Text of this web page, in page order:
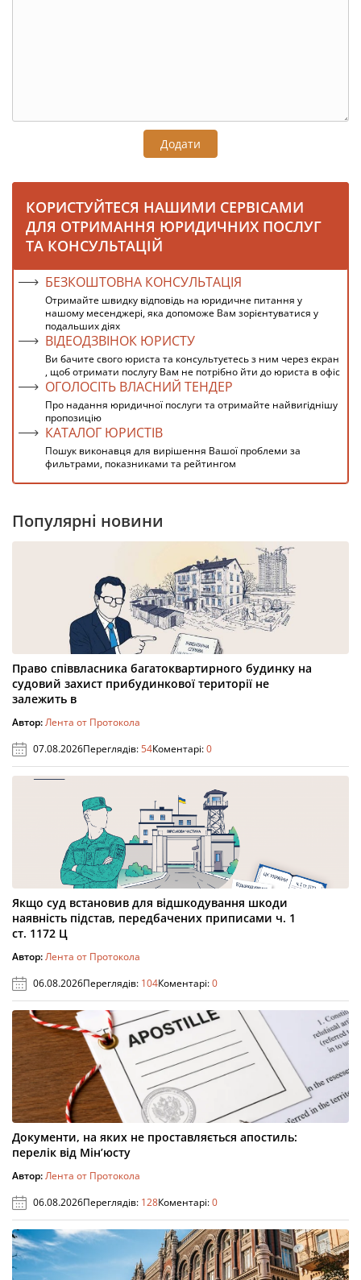
Додати
КОРИСТУЙТЕСЯ НАШИМИ СЕРВІСАМИ
ДЛЯ ОТРИМАННЯ ЮРИДИЧНИХ ПОСЛУГ
ТА КОНСУЛЬТАЦІЙ
БЕЗКОШТОВНА КОНСУЛЬТАЦІЯ
Отримайте швидку відповідь на юридичне питання у
нашому месенджері, яка допоможе Вам зорієнтуватися у
подальших діях
ВІДЕОДЗВІНОК ЮРИСТУ
Ви бачите свого юриста та консультуєтесь з ним через екран
, щоб отримати послугу Вам не потрібно йти до юриста в офіс
ОГОЛОСІТЬ ВЛАСНИЙ ТЕНДЕР
Про надання юридичної послуги та отримайте найвигіднішу
пропозицію
КАТАЛОГ ЮРИСТІВ
Пошук виконавця для вирішення Вашої проблеми за
фильтрами, показниками та рейтингом
Популярні новини
Право співвласника багатоквартирного будинку на
судовий захист прибудинкової території не
залежить в
Автор:Лента от Протокола
07.08.2026Переглядів:54Коментарі:0
Якщо суд встановив для відшкодування шкоди
наявність підстав, передбачених приписами ч. 1
ст. 1172 Ц
Автор:Лента от Протокола
06.08.2026Переглядів: 104Коментарі:0
Документи, на яких не проставляється апостиль:
перелік від Мін’юсту
Автор:Лента от Протокола
06.08.2026Переглядів: 128Коментарі:0